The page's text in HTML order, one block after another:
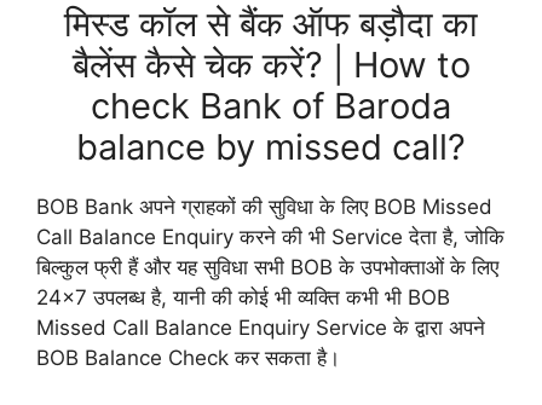
मिस्ड कॉल से बैंक ऑफ बड़ौदा का
बैलेंस कैसे चेक करें? | How to
check Bank of Baroda
balance by missed call?
BOB Bank अपने ग्राहकों की सुविधा के लिए BOB Missed
Call Balance Enquiry करने की भी Service देता है, जोकि
बिल्कुल फ्री हैं और यह सुविधा सभी BOB के उपभोक्ताओं के लिए
24×7 उपलब्ध है, यानी की कोई भी व्यक्ति कभी भी BOB
Missed Call Balance Enquiry Service के द्वारा अपने
BOB Balance Check कर सकता है।